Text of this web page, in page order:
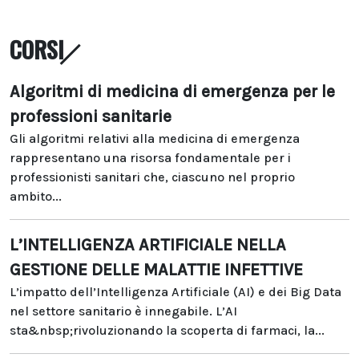
CORSI
Algoritmi di medicina di emergenza per le
professioni sanitarie
Gli algoritmi relativi alla medicina di emergenza
rappresentano una risorsa fondamentale per i
professionisti sanitari che, ciascuno nel proprio
ambito...
L’INTELLIGENZA ARTIFICIALE NELLA
GESTIONE DELLE MALATTIE INFETTIVE
L’impatto dell’Intelligenza Artificiale (AI) e dei Big Data
nel settore sanitario è innegabile. L’AI
sta&nbsp;rivoluzionando la scoperta di farmaci, la...